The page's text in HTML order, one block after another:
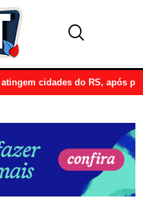
cidades do RS, após